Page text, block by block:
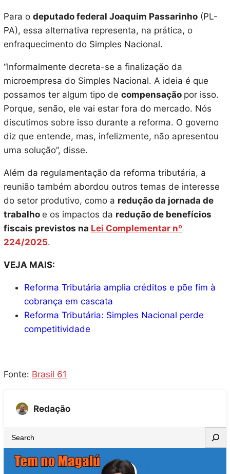
Para o deputado federal Joaquim Passarinho(PL-
PA), essa alternativa representa, na prática, o
enfraquecimento do Simples Nacional.
“Informalmente decreta-se a finalização da
microempresa do Simples Nacional. A ideia é que
possamos ter algum tipo de compensação por isso.
Porque, senão, ele vai estar fora do mercado. Nós
discutimos sobre isso durante a reforma. O governo
diz que entende, mas, infelizmente, não apresentou
uma solução”, disse.
Além da regulamentação da reforma tributária, a
reunião também abordou outros temas de interesse
do setor produtivo, como a redução da jornada de
trabalho e os impactos da redução de benefícios
fiscais previstos na Lei Complementar nº
224/2025.
VEJA MAIS:
Reforma Tributária amplia créditos e põe fim à
cobrança em cascata
Reforma Tributária: Simples Nacional perde
competitividade
Fonte: Brasil 61
Redação
e